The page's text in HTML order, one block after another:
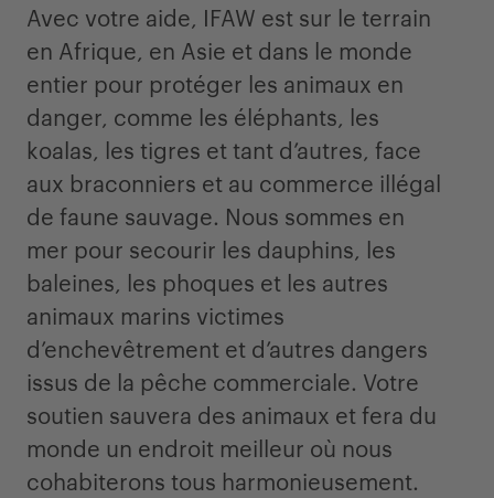
Avec votre aide, IFAW est sur le terrain
en Afrique, en Asie et dans le monde
entier pour protéger les animaux en
danger, comme les éléphants, les
koalas, les tigres et tant d’autres, face
aux braconniers et au commerce illégal
de faune sauvage. Nous sommes en
mer pour secourir les dauphins, les
baleines, les phoques et les autres
animaux marins victimes
d’enchevêtrement et d’autres dangers
issus de la pêche commerciale. Votre
soutien sauvera des animaux et fera du
monde un endroit meilleur où nous
cohabiterons tous harmonieusement.